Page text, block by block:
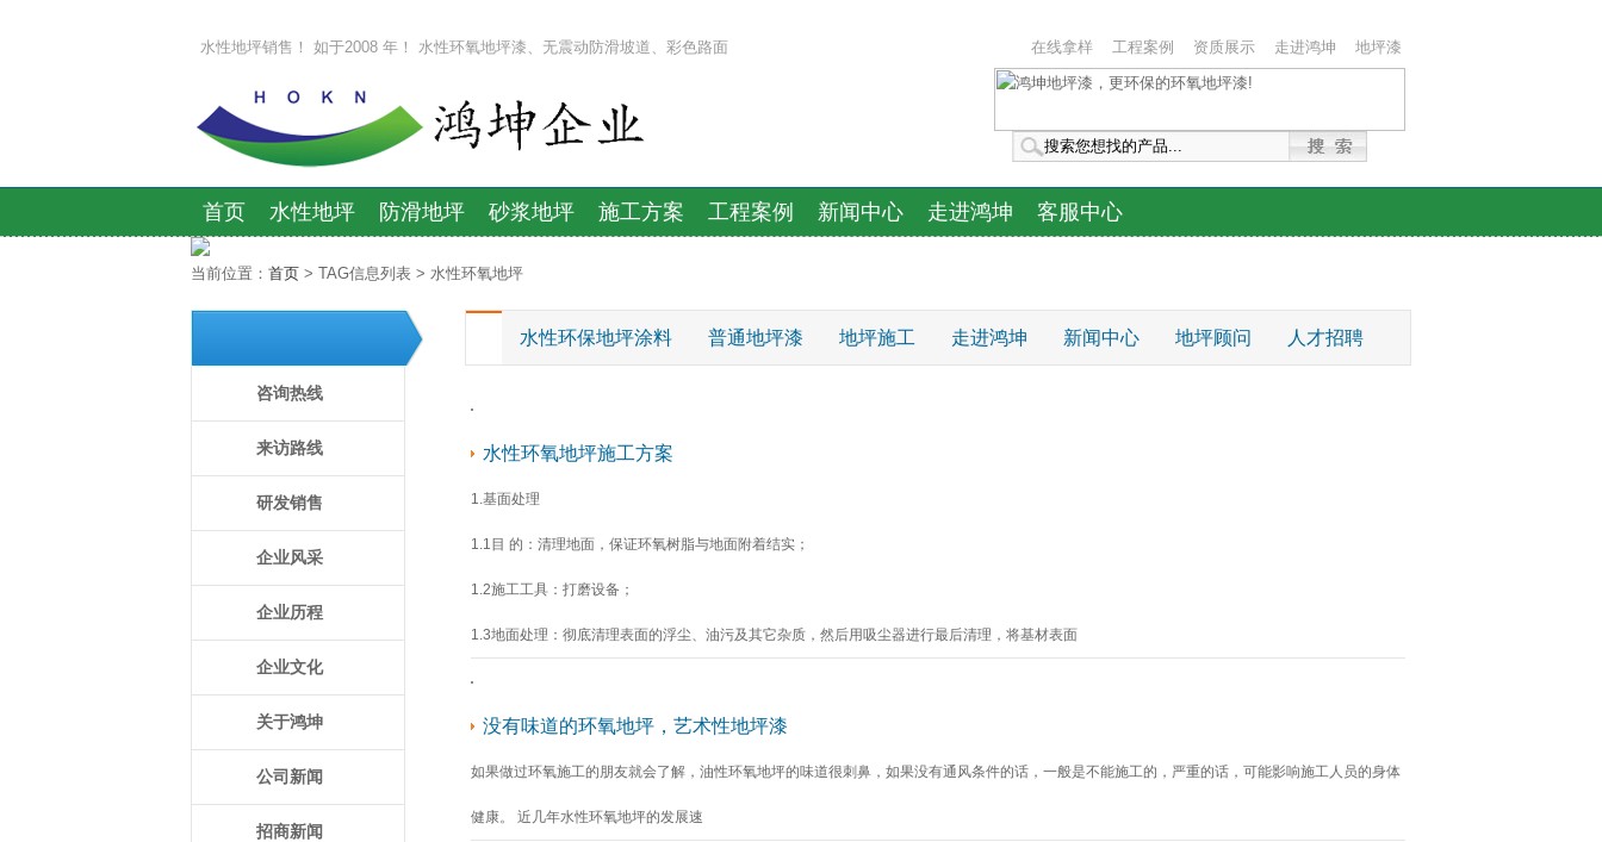
水性地坪销售！ 如于2008 年！ 水性环氧地坪漆、无震动防滑坡道、彩色路面 地坪漆
走进鸿坤
资质展示
工程案例
在线拿样
首页 水性地坪 防滑地坪 砂浆地坪 施工方案 工程案例 新闻中心 走进鸿坤 客服中心
当前位置： 首页 > TAG信息列表 > 水性环氧地坪
咨询热线
来访路线
研发销售
企业风采
企业历程
企业文化
关于鸿坤
公司新闻
招商新闻
水性环保地坪涂料 普通地坪漆 地坪施工 走进鸿坤 新闻中心 地坪顾问 人才招聘
地坪漆出口
水性环氧地坪施工方案
1.基面处理
1.1目 的：清理地面，保证环氧树脂与地面附着结实；
1.2施工工具：打磨设备；
1.3地面处理：彻底清理表面的浮尘、油污及其它杂质，然后用吸尘器进行最后清理，将基材表面
没有味道的环氧地坪，艺术性地坪漆
如果做过环氧施工的朋友就会了解，油性环氧地坪的味道很刺鼻，如果没有通风条件的话，一般是不能施工的，严重的话，可能影响施工人员的身体
健康。 近几年水性环氧地坪的发展速